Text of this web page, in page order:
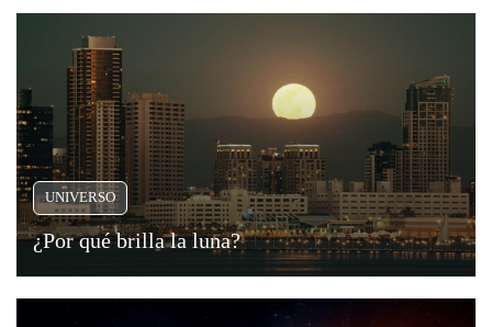
UNIVERSO
¿Por qué brilla la luna?